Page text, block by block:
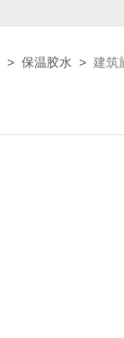
> 保温胶水 > 建筑